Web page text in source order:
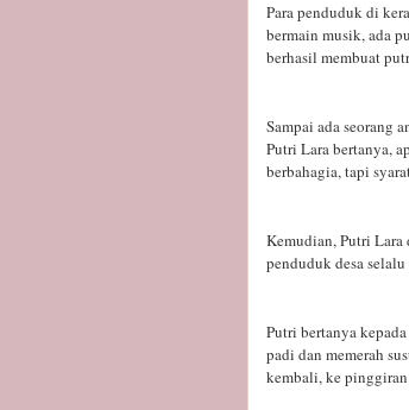
Para penduduk di
bermain musik, ada
berhasil membuat
Sampai ada seorang
Putri Lara bertanya,
berbahagia, tapi
Kemudian, Putri Lara
penduduk desa
Putri bertanya
padi dan memerah
kembali, ke pinggiran